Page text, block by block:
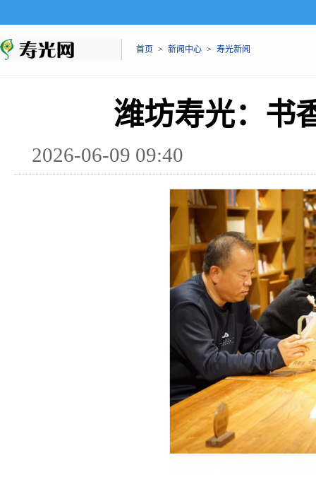
首页 > 新闻中心 > 寿光新闻
潍坊寿光：书
2026-06-09 09:40